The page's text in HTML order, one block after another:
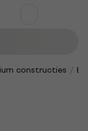
constructies